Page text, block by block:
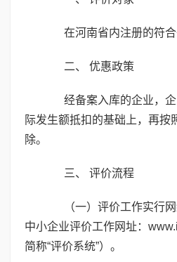
在河南省内注册的符合
二、 优惠政策
经备案入库的企业，企
际发生额抵扣的基础上，再按
除。
三、 评价流程
（一）评价工作实行网
中小企业评价工作网址：
简称“评价系统”）。